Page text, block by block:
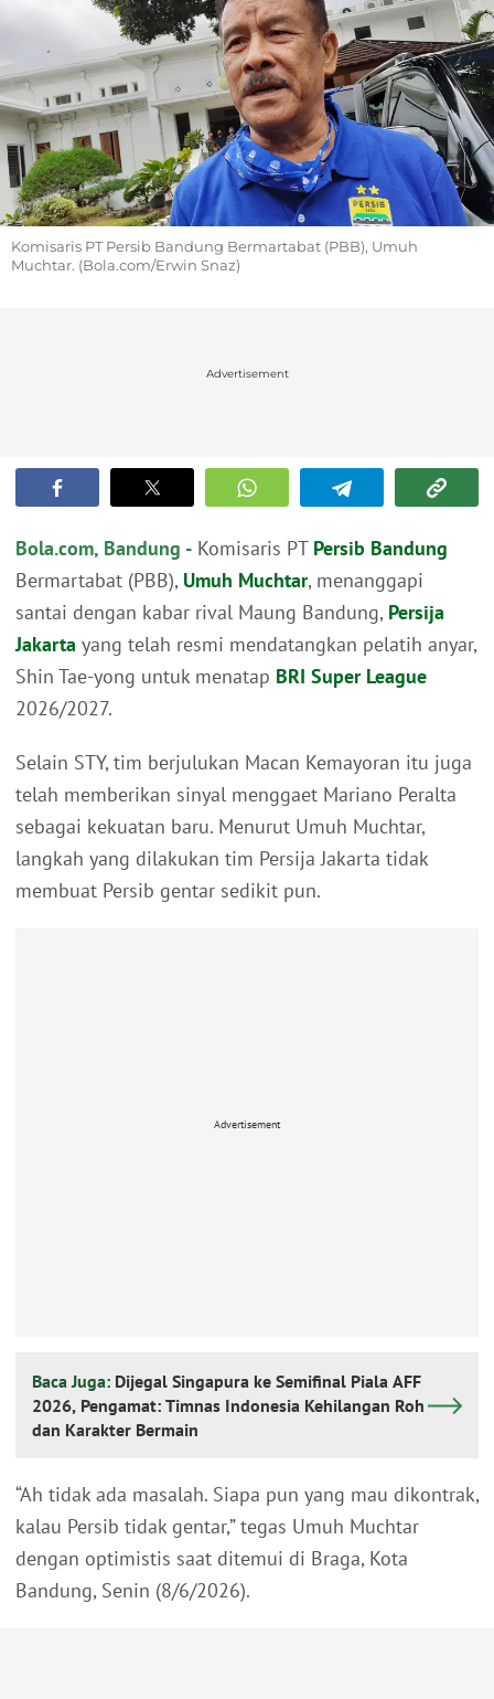
Komisaris PT Persib Bandung Bermartabat (PBB), Umuh
Muchtar. (Bola.com/Erwin Snaz)
Advertisement
Bola.com, Bandung - Komisaris PT Persib Bandung
Bermartabat (PBB), Umuh Muchtar, menanggapi
santai dengan kabar rival Maung Bandung, Persija
Jakarta yang telah resmi mendatangkan pelatih anyar,
Shin Tae-yong untuk menatap BRI Super League
2026/2027.
Selain STY, tim berjulukan Macan Kemayoran itu juga
telah memberikan sinyal menggaet Mariano Peralta
sebagai kekuatan baru. Menurut Umuh Muchtar,
langkah yang dilakukan tim Persija Jakarta tidak
membuat Persib gentar sedikit pun.
Advertisement
Baca Juga: Dijegal Singapura ke Semifinal Piala AFF
2026, Pengamat: Timnas Indonesia Kehilangan Roh
dan Karakter Bermain
“Ah tidak ada masalah. Siapa pun yang mau dikontrak,
kalau Persib tidak gentar,” tegas Umuh Muchtar
dengan optimistis saat ditemui di Braga, Kota
Bandung, Senin (8/6/2026).